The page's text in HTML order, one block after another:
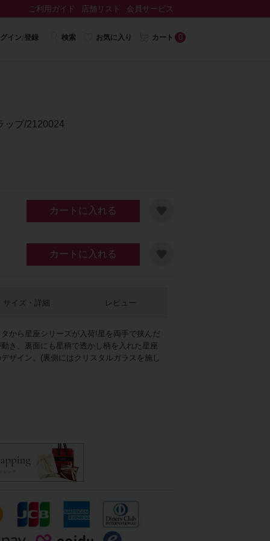
ご利用ガイド 店舗リスト 会員サービス
イン/登録 検索 お気に入り カート 0
ップ/2120024
カートに入れる
カートに入れる
から星座シリーズが入荷!星を両手で挟んだ
き、裏面にも星柄で透かし柄を入れた星座
ザイン。(裏側にはクリスタルガラスを施し
サイズ・詳細 レビュー